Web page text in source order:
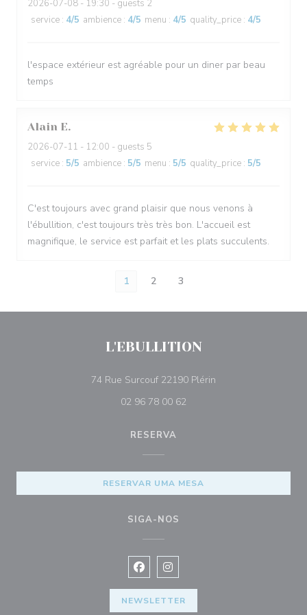
2026-07-08 - 19:30 - guests 2
service : 4/5 ambience : 4/5 menu : 4/5 quality_price : 4/5
l'espace extérieur est agréable pour un diner par beau
temps
Alain E
2026-07-11 - 12:00 - guests 5
service : 5/5 ambience : 5/5 menu : 5/5 quality_price : 5/5
C'est toujours avec grand plaisir que nous venons à
l'ébullition, c'est toujours très très bon. L'accueil est
magnifique, le service est parfait et les plats succulents.
1 2 3
L'EBULLITION
74 Rue Surcouf 22190 Plérin
02 96 78 00 62
RESERVA
RESERVAR UMA MESA
SIGA-NOS
Facebook ((abre numa nova janela))
Instagram ((abre numa nova
NEWSLETTER